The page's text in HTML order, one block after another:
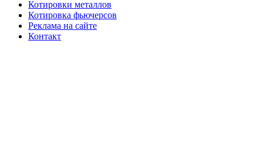
Котировки металлов
Котировка фьючерсов
Реклама на сайте
Контакт